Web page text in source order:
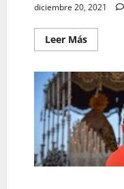
diciembre 20, 2021
Leer MásLeer
más
La
Salida
de
la
Virgen
de
la
O,
por